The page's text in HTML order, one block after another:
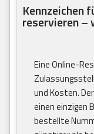
Kennzeichen
reservieren –
Eine Online-
und Kosten.
einen einzigen
bestellte